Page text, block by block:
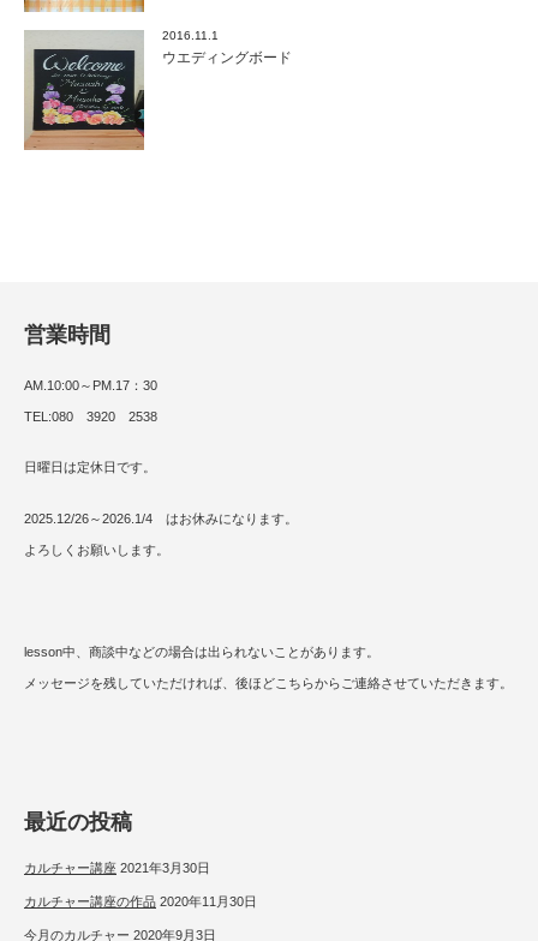
2016.11.1
ウエディングボード
営業時間
AM.10:00～PM.17：30
TEL:080 3920 2538
日曜日は定休日です。
2025.12/26～2026.1/4 はお休みになります。
よろしくお願いします。
lesson中、商談中などの場合は出られないことがあります。
メッセージを残していただければ、後ほどこちらからご連絡させていただきます。
最近の投稿
カルチャー講座 2021年3月30日
カルチャー講座の作品 2020年11月30日
今月のカルチャー 2020年9月3日